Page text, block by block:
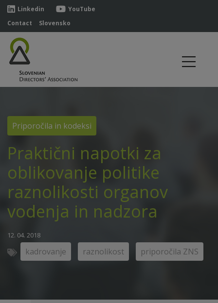
Linkedin
YouTube
Contact
Slovensko
Priporočila in kodeksi
Praktični napotki za
oblikovanje politike
raznolikosti organov
vodenja in nadzora
12. 04. 2018
kadrovanje raznolikost priporočila ZNS